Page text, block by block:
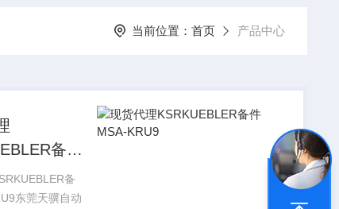
当前位置： 首页 产品中心
备件
备
东莞天骥自动